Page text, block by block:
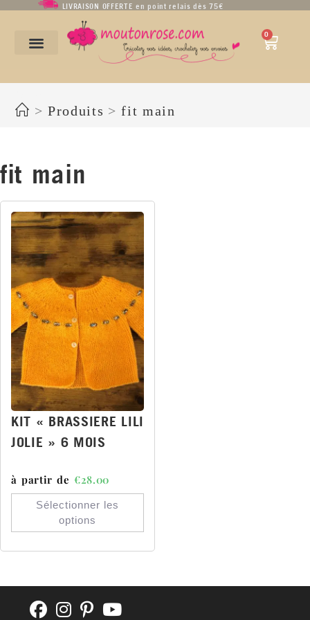
LIVRAISON OFFERTE en point relais dès 75€
0
> Produits > fit main
fit main
KIT « BRASSIERE LILI
JOLIE » 6 MOIS
à partir de €28.00
Sélectionner les
options